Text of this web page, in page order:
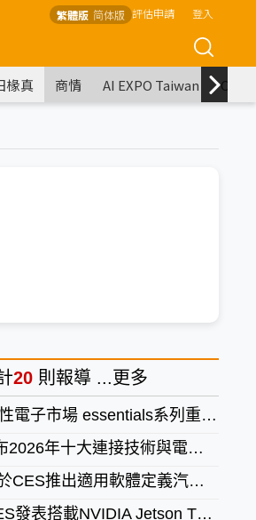
繁體版 简体版 評估申請 登入
椽真 商情 AI EXPO Taiwan
20 則報導 ... 更多
場 essentials系列重新定義專業型消費者
年十大連接技術與電子設計預測
適用軟體定義汽車的區域控制器開發套件
NVIDIA Jetson T4000的嵌入式AI Box PC